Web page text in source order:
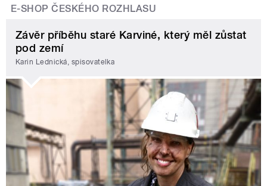
E-SHOP ČESKÉHO ROZHLASU
Závěr příběhu staré Karviné, který měl zůstat
pod zemí
Karin Lednická, spisovatelka